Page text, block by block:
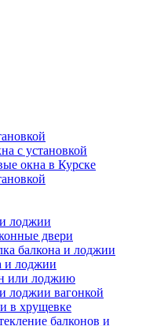
с установкой
окна в Курске
лоджии
двери
балкона и лоджии
и лоджии
или лоджию
лоджии вагонкой
в хрущевке
балконов и